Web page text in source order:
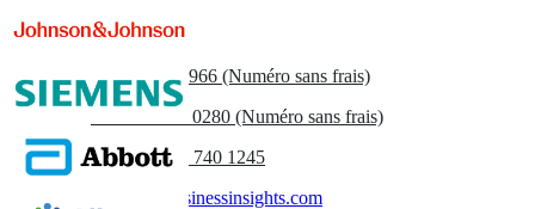
Contactez-nous
US +1 833 909 2966 (Numéro sans frais)
+44 808 502 0280 (Numéro sans frais)
(APAC) +91 744 740 1245
sales@fortunebusinessinsights.com